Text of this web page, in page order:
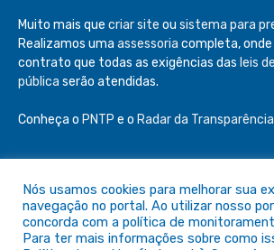
Muito mais que criar site ou sistema para
Realizamos uma assessoria completa,
contrato que todas as exigências das leis
pública serão atendidas.
Conheça o PNTP e o Radar da
Todos os direitos reservados a Câmara de
Nós usamos cookies para melhorar sua
navegação no portal. Ao utilizar nosso
concorda com a política de
Para ter mais informações sobre como